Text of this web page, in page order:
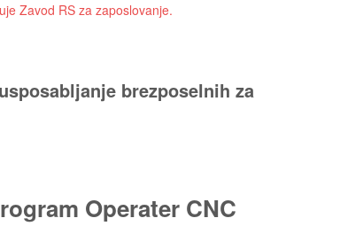
Zavod RS za zaposlovanje.
brezposelnih za
Operater CNC